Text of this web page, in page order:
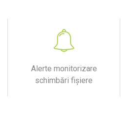
Alerte monitorizare
schimbări fișiere